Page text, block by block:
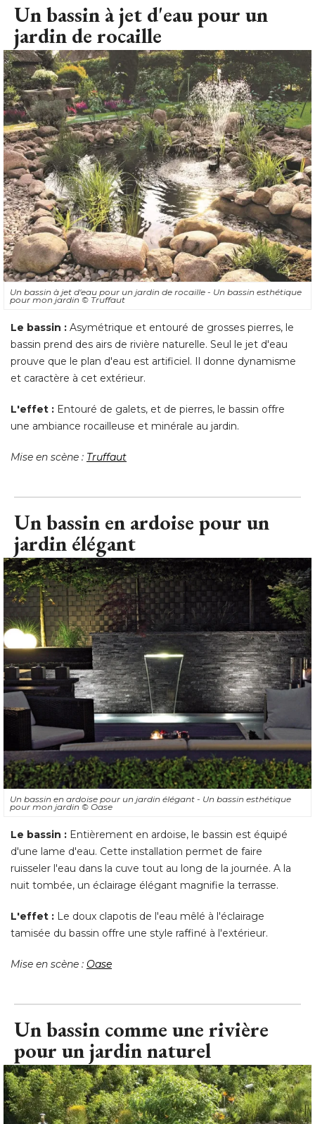
Un bassin à jet d'eau pour un
jardin de rocaille
Un bassin à jet d'eau pour un jardin de rocaille - Un bassin esthétique
pour mon jardin © Truffaut
Le bassin : Asymétrique et entouré de grosses pierres, le
bassin prend des airs de rivière naturelle. Seul le jet d'eau
prouve que le plan d'eau est artificiel. Il donne dynamisme
et caractère à cet extérieur.
L'effet : Entouré de galets, et de pierres, le bassin offre
une ambiance rocailleuse et minérale au jardin.
Mise en scène : Truffaut
Un bassin en ardoise pour un
jardin élégant
Un bassin en ardoise pour un jardin élégant - Un bassin esthétique
pour mon jardin © Oase
Le bassin : Entièrement en ardoise, le bassin est équipé
d'une lame d'eau. Cette installation permet de faire
ruisseler l'eau dans la cuve tout au long de la journée. A la
nuit tombée, un éclairage élégant magnifie la terrasse.
L'effet : Le doux clapotis de l'eau mêlé à l'éclairage
tamisée du bassin offre une style raffiné à l'extérieur.
Mise en scène : Oase
Un bassin comme une rivière
pour un jardin naturel